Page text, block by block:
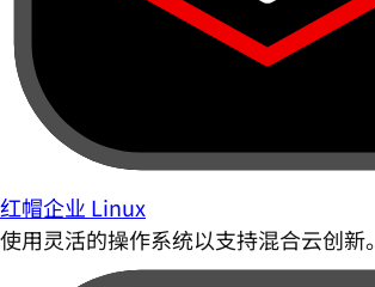
红帽企业 Linux
使用灵活的操作系统以支持混合云创新。